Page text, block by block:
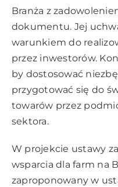
Branża z
dokumentu. Jej
warunkiem do
przez inwestorów.
by dostosować
przygotować się do
towarów przez
sektora.
W projekcie ustawy
wsparcia dla farm na
zaproponowany w